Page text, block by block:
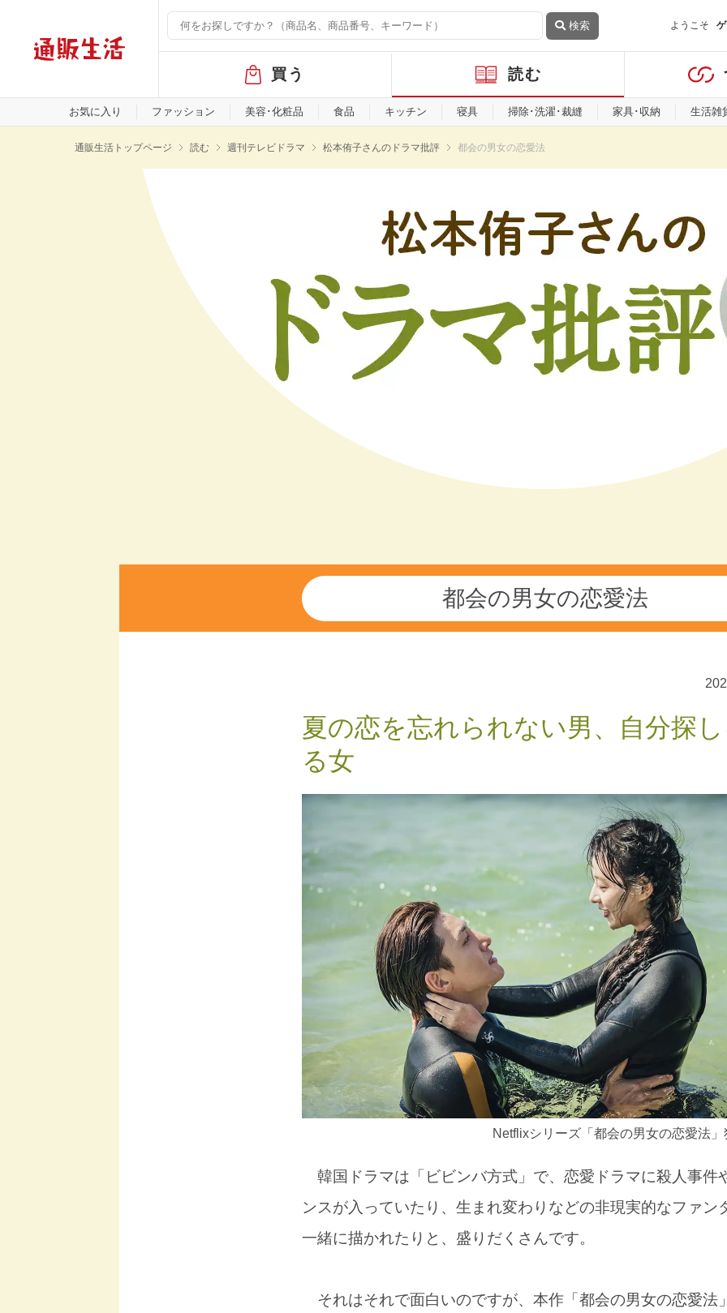
検索 ようこそ
バ
ル
メ
買う 読む
お気に入り ファッション 美容･化粧品 食品 キッチン 寝具 掃除･洗濯･裁縫 家具･収納 生活雑
通販生活トップページ 読む 週刊テレビドラマ 松本侑子さんのドラマ批評 都会の男女の恋愛法
都会の男女の恋愛法
夏の恋を忘れられない男、自分探
る女
Netflixシリーズ「都会の男女の恋愛法
韓国ドラマは「ビビンバ方式」で、恋愛ドラマに殺人事件
ンスが入っていたり、生まれ変わりなどの非現実的なファン
一緒に描かれたりと、盛りだくさんです。
それはそれで面白いのですが、本作「都会の男女の恋愛法